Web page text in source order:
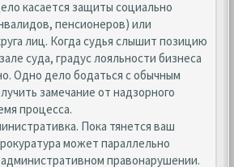
касается защиты социально
пенсионеров) или
лиц. Когда судья слышит позицию
суда, градус лояльности бизнеса
Одно дело бодаться с обычным
замечание от надзорного
процесса.
Пока тянется ваш
может параллельно
правонарушении.